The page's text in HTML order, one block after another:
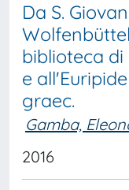
Da S.
biblioteca
e
graec.
Gamba,
2016